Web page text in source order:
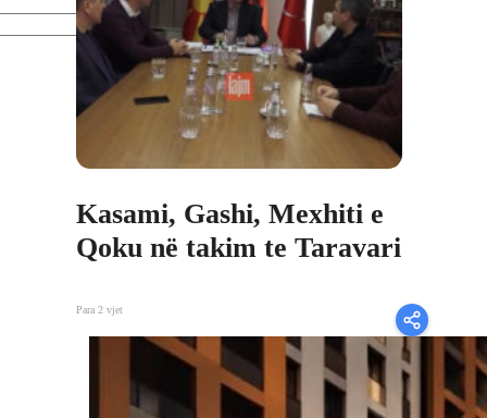
Kasami, Gashi, Mexhiti e
Qoku në takim te Taravari
Para 2 vjet